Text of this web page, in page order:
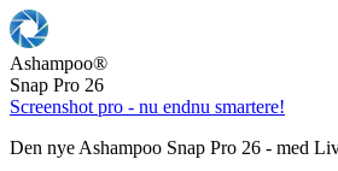
Ashampoo®
Snap Pro 26
Screenshot pro - nu endnu smartere!
Den nye Ashampoo Snap Pro 26 - med